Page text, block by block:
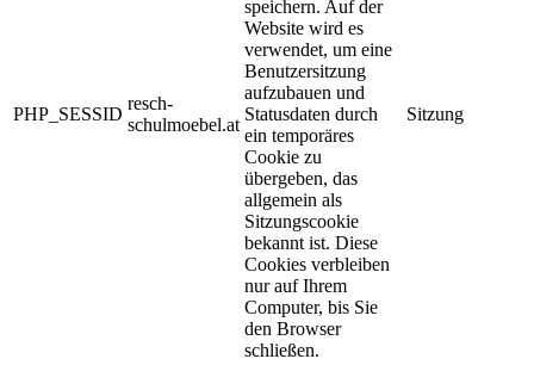
PHP_SESSID
resch-
schulmoebel.at
speichern. Auf der
Website wird es
verwendet, um eine
Benutzersitzung
aufzubauen und
Statusdaten durch
ein temporäres
Cookie zu
übergeben, das
allgemein als
Sitzungscookie
bekannt ist. Diese
Cookies verbleiben
nur auf Ihrem
Computer, bis Sie
den Browser
schließen.
Sitzung